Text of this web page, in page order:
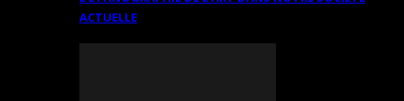
ACTUELLE